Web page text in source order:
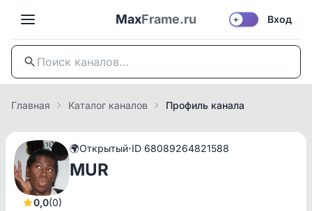
MaxFrame.ru ☀️ Вход
Главная Каталог каналов Профиль канала
0,0(0)
🌍Открытый·ID 68089264821588
MUR